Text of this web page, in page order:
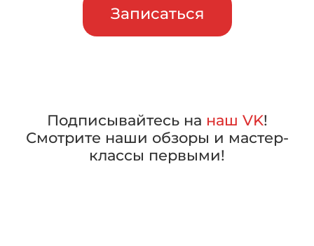
Записаться
Подписывайтесь на наш VK!
Смотрите наши обзоры и мастер-
классы первыми!